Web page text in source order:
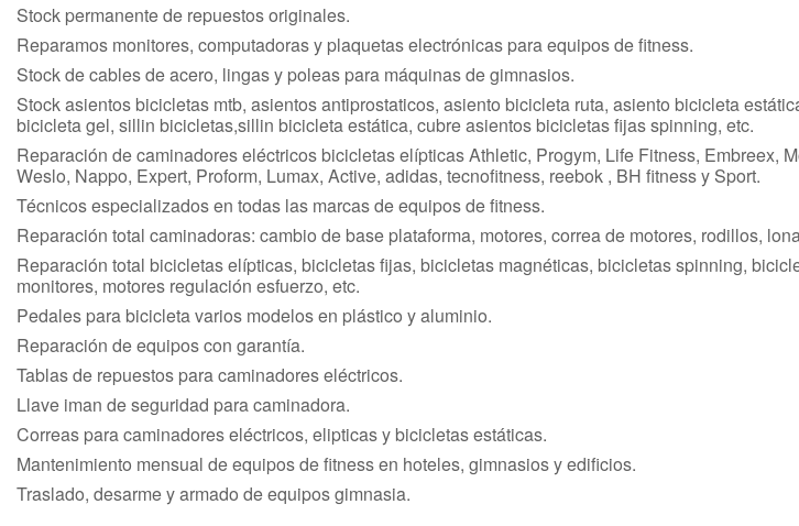
Stock permanente de repuestos originales.
Reparamos monitores, computadoras y plaquetas electrónicas para equipos de fitness.
Stock de cables de acero, lingas y poleas para máquinas de gimnasios.
Stock asientos bicicletas mtb, asientos antiprostaticos, asiento bicicleta ruta, asiento bicicleta
bicicleta gel, sillin bicicletas,sillin bicicleta estática, cubre asientos bicicletas fijas spinning, etc.
Reparación de caminadores eléctricos bicicletas elípticas Athletic, Progym, Life Fitness, Embreex,
Weslo, Nappo, Expert, Proform, Lumax, Active, adidas, tecnofitness, reebok , BH fitness y Sport.
Técnicos especializados en todas las marcas de equipos de fitness.
Reparación total caminadoras: cambio de base plataforma, motores, correa de motores, rodillos,
Reparación total bicicletas elípticas, bicicletas fijas, bicicletas magnéticas, bicicletas spinning,
monitores, motores regulación esfuerzo, etc.
Pedales para bicicleta varios modelos en plástico y aluminio.
Reparación de equipos con garantía.
Tablas de repuestos para caminadores eléctricos.
Llave iman de seguridad para caminadora.
Correas para caminadores eléctricos, elipticas y bicicletas estáticas.
Mantenimiento mensual de equipos de fitness en hoteles, gimnasios y edificios.
Traslado, desarme y armado de equipos gimnasia.